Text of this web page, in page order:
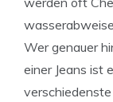
Wer genauer
einer Jeans ist